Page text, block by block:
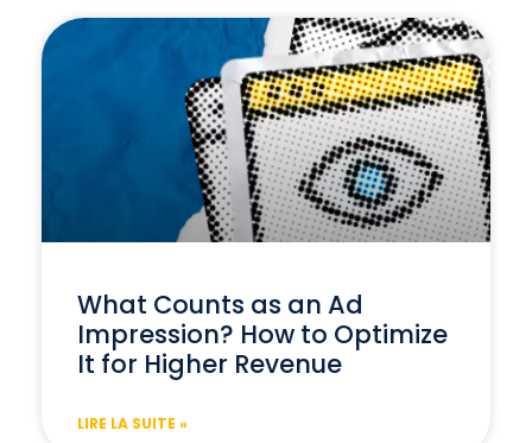
What Counts as an Ad
Impression? How to Optimize
It for Higher Revenue
LIRE LA SUITE »